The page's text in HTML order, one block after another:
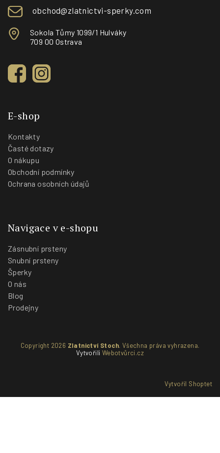
obchod@zlatnictvi-sperky.com
Sokola Tůmy 1099/1 Hulváky
709 00 Ostrava
E-shop
Kontakty
Časté dotazy
O nákupu
Obchodní podmínky
Ochrana osobních údajů
Navigace v e-shopu
Zásnubní prsteny
Snubní prsteny
Šperky
O nás
Blog
Prodejny
Copyright 2026 Zlatnictví Stoch. Všechna práva vyhrazena.
Vytvořili Webotvůrci.cz
Vytvořil Shoptet